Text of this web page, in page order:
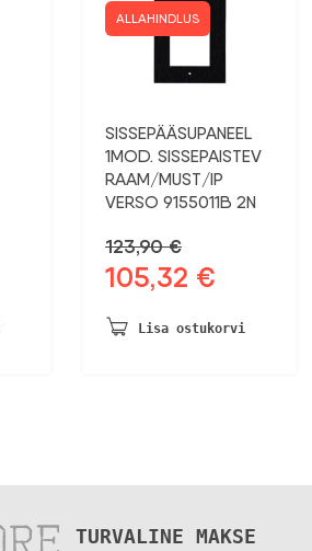
ALLAHINDLUS
SISSEPÄÄSUPANEEL
1MOD. SISSEPAISTEV
RAAM/MUST/IP
VERSO 9155011B 2N
123,90€
Algne
oli:
105,32 €
on:
Lisa ostukorvi
TURVALINE MAKSE